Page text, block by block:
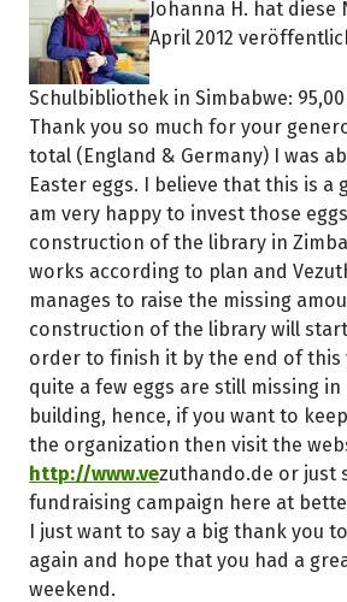
Johanna H. hat diese
April 2012
Schulbibliothek in Simbabwe:
Thank you so much for your
total (England & Germany) I was
Easter eggs. I believe that this is a
am very happy to invest those
construction of the library in
works according to plan and
manages to raise the missing
construction of the library will
order to finish it by the end of this
quite a few eggs are still missing
building, hence, if you want to
the organization then visit the
http://www.vezuthando.de or just
fundraising campaign here at
I just want to say a big thank you
again and hope that you had a
weekend.